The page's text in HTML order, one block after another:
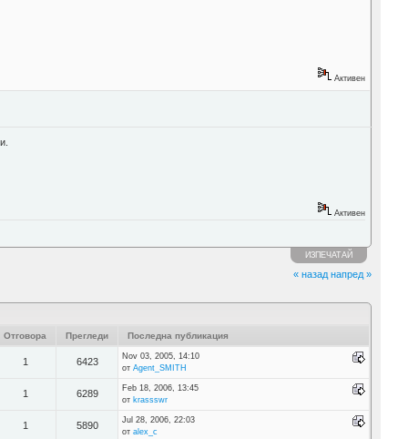
Активен
Активен
ИЗПЕЧАТАЙ
« назад напред »
Отговора Прегледи Последна публикация
1 6423
Nov 03, 2005, 14:10
от Agent_SMITH
1 6289
Feb 18, 2006, 13:45
от krassswr
1 5890
Jul 28, 2006, 22:03
от alex_c